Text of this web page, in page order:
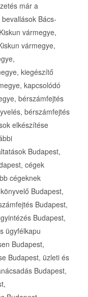
már a
Bács-
vármegye,
vármegye,
kiegészítő
kapcsolódó
bérszámfejtés
bérszámfejtés
elkészítése
Budapest,
cégek
cégeknek
Budapest,
Budapest,
Budapest,
ügyfélkapu
Budapest,
Budapest, üzleti és
Budapest,